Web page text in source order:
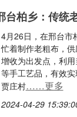
台柏乡：传统
4月26日，在邢台市
忙着制作老粗布，
增收为出发点，利
等手工艺品，有效
贾庄村……更多
2024-04-29